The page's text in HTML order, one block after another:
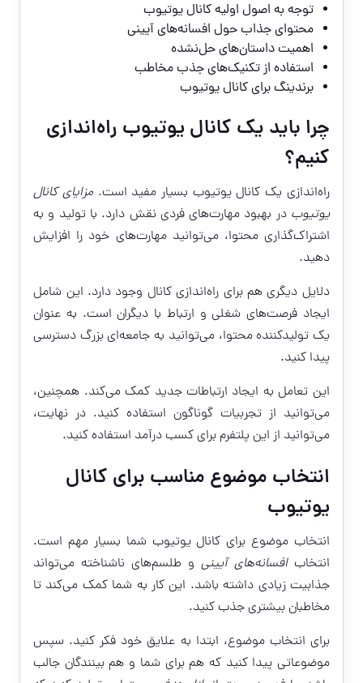
توجه به اصول اولیه کانال یوتیوب
محتوای جذاب حول افسانه‌های آیینی
اهمیت داستان‌های حل‌نشده
استفاده از تکنیک‌های جذب مخاطب
برندینگ برای کانال یوتیوب
چرا باید یک کانال یوتیوب راه‌اندازی
کنیم؟
راه‌اندازی یک کانال یوتیوب بسیار مفید است.مزایای کانال
یوتیوب در بهبود مهارت‌های فردی نقش دارد. با تولید و به
اشتراک‌گذاری محتوا، می‌توانید مهارت‌های خود را افزایش
دهید.
دلایل دیگری هم برای راه‌اندازی کانال وجود دارد. این شامل
ایجاد فرصت‌های شغلی و ارتباط با دیگران است. به عنوان
یک تولیدکننده محتوا، می‌توانید به جامعه‌ای بزرگ دسترسی
پیدا کنید.
این تعامل به ایجاد ارتباطات جدید کمک می‌کند. همچنین،
می‌توانید از تجربیات گوناگون استفاده کنید. در نهایت،
می‌توانید از این پلتفرم برای کسب درآمد استفاده کنید.
انتخاب موضوع مناسب برای کانال
یوتیوب
انتخاب موضوع برای کانال یوتیوب شما بسیار مهم است.
انتخابافسانه‌های آیینی و طلسم‌های ناشناخته می‌تواند
جذابیت زیادی داشته باشد. این کار به شما کمک می‌کند تا
مخاطبان بیشتری جذب کنید.
برای انتخاب موضوع، ابتدا به علایق خود فکر کنید. سپس
موضوعاتی پیدا کنید که هم برای شما و هم بینندگان جالب